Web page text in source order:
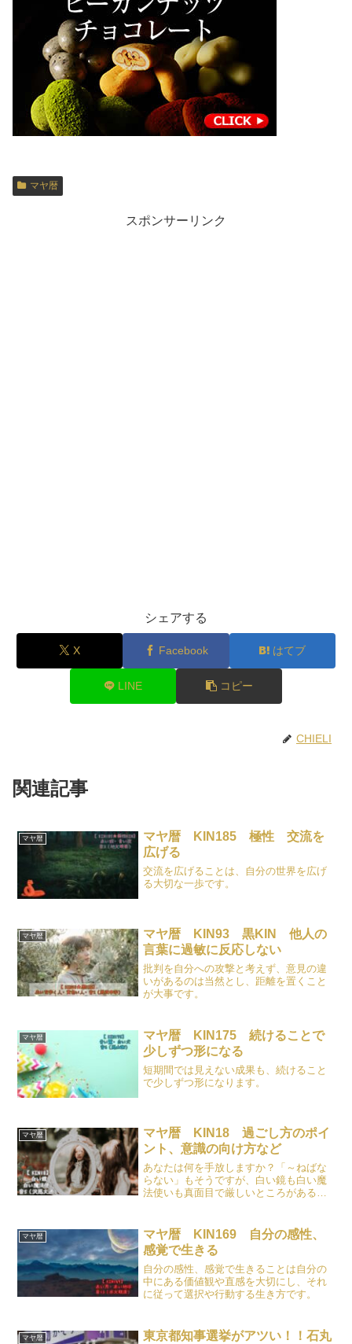
マヤ暦
スポンサーリンク
シェアする
X Facebook はてブ
LINE コピー
CHIELI
関連記事
マヤ暦
マヤ暦 KIN185 極性 交流を
広げる
交流を広げることは、自分の世界を広げ
る大切な一歩です。
マヤ暦
マヤ暦 KIN93 黒KIN 他人の
言葉に過敏に反応しない
批判を自分への攻撃と考えず、意見の違
いがあるのは当然とし、距離を置くこと
が大事です。
マヤ暦
マヤ暦 KIN175 続けることで
少しずつ形になる
短期間では見えない成果も、続けること
で少しずつ形になります。
マヤ暦
マヤ暦 KIN18 過ごし方のポイ
ント、意識の向け方など
あなたは何を手放しますか？「～ねばな
らない」もそうですが、白い鏡も白い魔
法使いも真面目で厳しいところがあるの
ることで、円滑な人間関係に繋がりま
す。
マヤ暦
マヤ暦 KIN169 自分の感性、
感覚で生きる
自分の感性、感覚で生きることは自分の
中にある価値観や直感を大切にし、それ
に従って選択や行動する生き方です。
マヤ暦
東京都知事選挙がアツい！！石丸